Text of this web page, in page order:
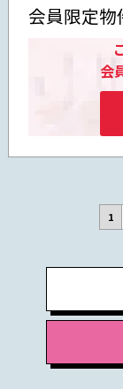
会員限定物
会
1